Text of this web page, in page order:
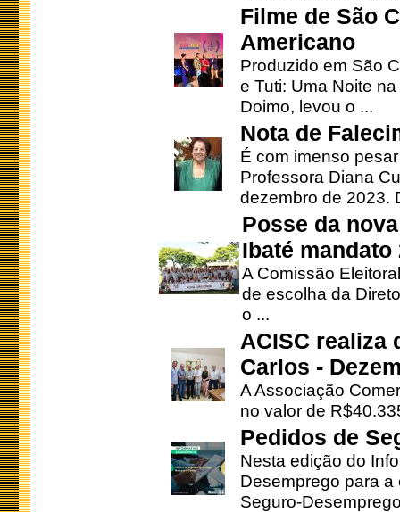
Filme de São
Americano
Produzido em São
e Tuti: Uma Noite
Doimo, levou o ...
Nota de
É com imenso
Professora Diana
dezembro de 2023.
Posse da
Ibaté mandato
A Comissão
de escolha da
o ...
ACISC realiza
Carlos -
A Associação
no valor de
Pedidos de
Nesta edição do
Desemprego para
Seguro-